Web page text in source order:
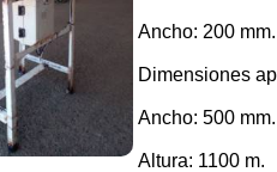
Ancho: 200 mm.
Dimensiones
Ancho: 500 mm.
Altura: 1100 m.